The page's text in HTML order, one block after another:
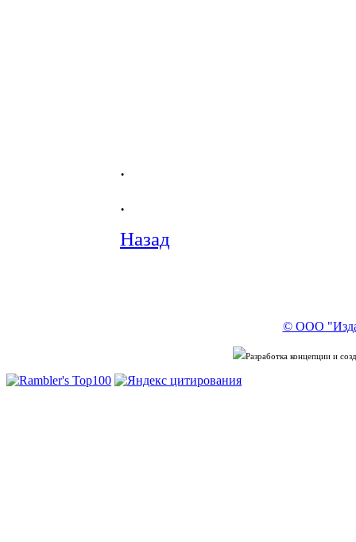
.
.
Назад
© ООО
Разработка концепции и